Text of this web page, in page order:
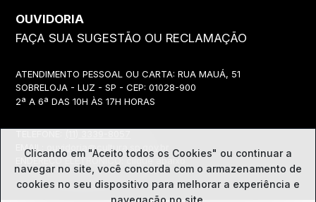
OUVIDORIA
FAÇA SUA SUGESTÃO OU RECLAMAÇÃO
ATENDIMENTO PESSOAL OU CARTA: RUA MAUÁ, 51
SOBRELOJA - LUZ - SP - CEP: 01028-900
2ª A 6ª DAS 10H ÀS 17H HORAS
EMAIL:
ouvidoria@cultura.sp.gov.br
ENDEREÇO ELETRÔNICO: clique abaixo
Clicando em "Aceito todos os Cookies" ou continuar a
navegar no site, você concorda com o armazenamento de
cookies no seu dispositivo para melhorar a experiência e
navegação no site.